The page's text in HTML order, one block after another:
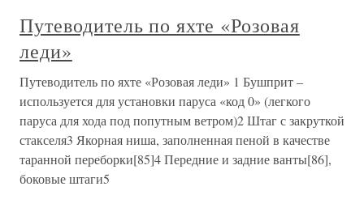
Путеводитель по яхте «Розовая
леди»
Путеводитель по яхте «Розовая леди» 1 Бушприт –
используется для установки паруса «код 0» (легкого
паруса для хода под попутным ветром)2 Штаг с закруткой
стакселя3 Якорная ниша, заполненная пеной в качестве
таранной переборки[85]4 Передние и задние ванты[86],
боковые штаги5